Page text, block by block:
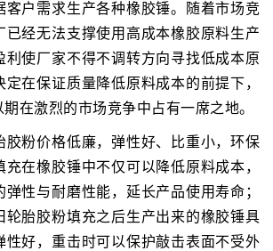
客户需求生产各种橡胶锤。随着市场竞
已经无法支撑使用高成本橡胶原料生产
利使厂家不得不调转方向寻找低成本原
在保证质量降低原料成本的前提下，
在激烈的市场竞争中占有一席之地。
胶粉价格低廉，弹性好、比重小，环保
在橡胶锤中不仅可以降低原料成本，
性与耐磨性能，延长产品使用寿命；
轮胎胶粉填充之后生产出来的橡胶锤具
好，重击时可以保护敲击表面不受外